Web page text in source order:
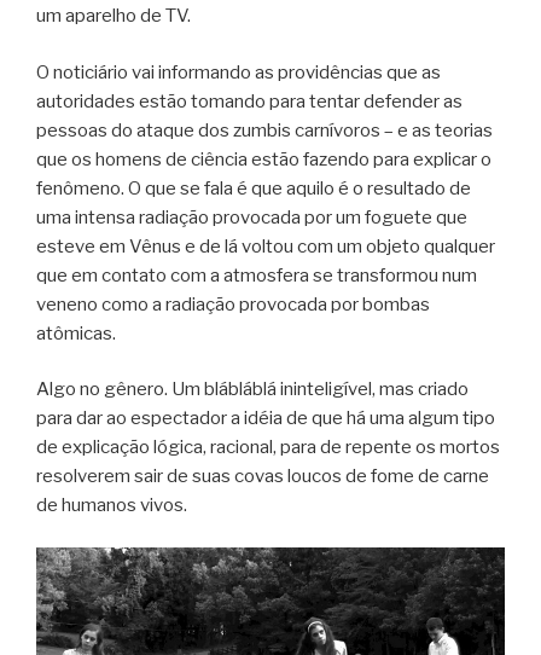
um aparelho de TV.
O noticiário vai informando as providências que as
autoridades estão tomando para tentar defender as
pessoas do ataque dos zumbis carnívoros – e as teorias
que os homens de ciência estão fazendo para explicar o
fenômeno. O que se fala é que aquilo é o resultado de
uma intensa radiação provocada por um foguete que
esteve em Vênus e de lá voltou com um objeto qualquer
que em contato com a atmosfera se transformou num
veneno como a radiação provocada por bombas
atômicas.
Algo no gênero. Um blábláblá ininteligível, mas criado
para dar ao espectador a idéia de que há uma algum tipo
de explicação lógica, racional, para de repente os mortos
resolverem sair de suas covas loucos de fome de carne
de humanos vivos.